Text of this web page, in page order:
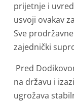
prijetnje i
usvoji ovakav
Sve
zajednički
Pred
na državu i
ugrožava